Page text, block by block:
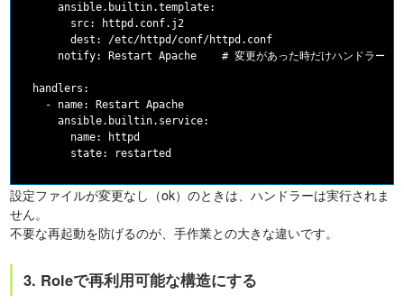
      ansible.builtin.template:
        src: httpd.conf.j2
        dest: /etc/httpd/conf/httpd.conf
notify: Restart Apache    # 変更があった時だけハンドラーを
  handlers:
    - name: Restart Apache
      ansible.builtin.service:
        name: httpd
設定ファイルが変更なし（ok）のときは、ハンドラーは実行されま
せん。
不要な再起動を防げるのが、手作業との大きな違いです。
3. Roleで再利用可能な構造にする